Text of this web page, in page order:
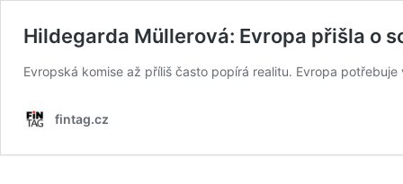
Hildegarda Müllerová: Evropa přišla o
Evropská komise až příliš často popírá realitu. Evropa
fintag.cz